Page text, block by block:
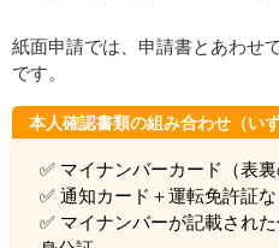
紙面申請では、申請書とあわせて
です。
本人確認書類の組み合わせ（いず
✅ マイナンバーカード（表裏
✅ 通知カード＋運転免許証
✅ マイナンバーが記載され